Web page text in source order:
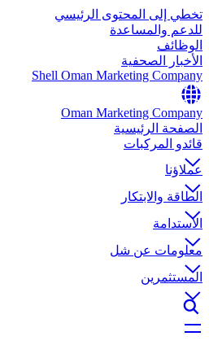
تخطي إلى المحتوى الرئيسي
للدعم والمساعدة
الوظائف
الأخبار الصحفية
Shell Oman Marketing Company
Oman Marketing Company
الصفحة الرئيسية
قائدو المركبات
عملاؤنا
الطاقة والابتكار
الاستدامة
معلومات عن شل
المستثمرين